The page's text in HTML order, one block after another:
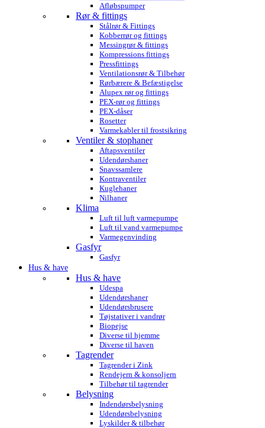
Afløbspumper
Rør & fittings
Stålrør & Fittings
Kobberrør og fittings
Messingrør & fittings
Kompressions fittings
Pressfittings
Ventilationsrør & Tilbehør
Rørbærere & Befæstigelse
Alupex rør og fittings
PEX-rør og fittings
PEX-dåser
Rosetter
Varmekabler til frostsikring
Ventiler & stophaner
Aftapsventiler
Udendørshaner
Snavssamlere
Kontraventiler
Kuglehaner
Nilhaner
Klima
Luft til luft varmepumpe
Luft til vand varmepumpe
Varmegenvinding
Gasfyr
Gasfyr
Hus & have
Hus & have
Udespa
Udendørshaner
Udendørsbrusere
Tøjstativer i vandrør
Biopejse
Diverse til hjemme
Diverse til haven
Tagrender
Tagrender i Zink
Rendejern & konsoljern
Tilbehør til tagrender
Belysning
Indendørsbelysning
Udendørsbelysning
Lyskilder & tilbehør